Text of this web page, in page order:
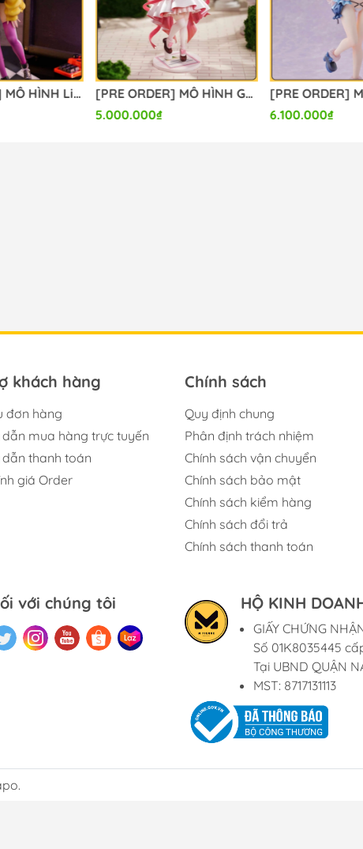
[PRE ORDER] MÔ HÌNH Limelight Lemonade Jam - Harumi Ena - 1/3.5 (Alice Glint) FIGURE CHÍNH HÃNG
[PRE ORDER] MÔ HÌNH Gochuumon wa Usagi Desu ka? - Hoto Kokoa - 1/7 - Dress Ver. (Luminous Box) FIGURE CHÍNH HÃNG
5.000.000₫
6.100.000₫
khách hàng
đơn hàng
mua hàng trực tuyến
thanh toán
giá Order
Chính sách
Quy định chung
Phân định trách nhiệm
Chính sách vận chuyển
Chính sách bảo mật
Chính sách kiểm hàng
Chính sách đổi trả
Chính sách thanh toán
với chúng tôi HỘ KINH
GIẤY CHỨNG
Số 01K8035445
Tại UBND QUẬN
MST: 8717131113